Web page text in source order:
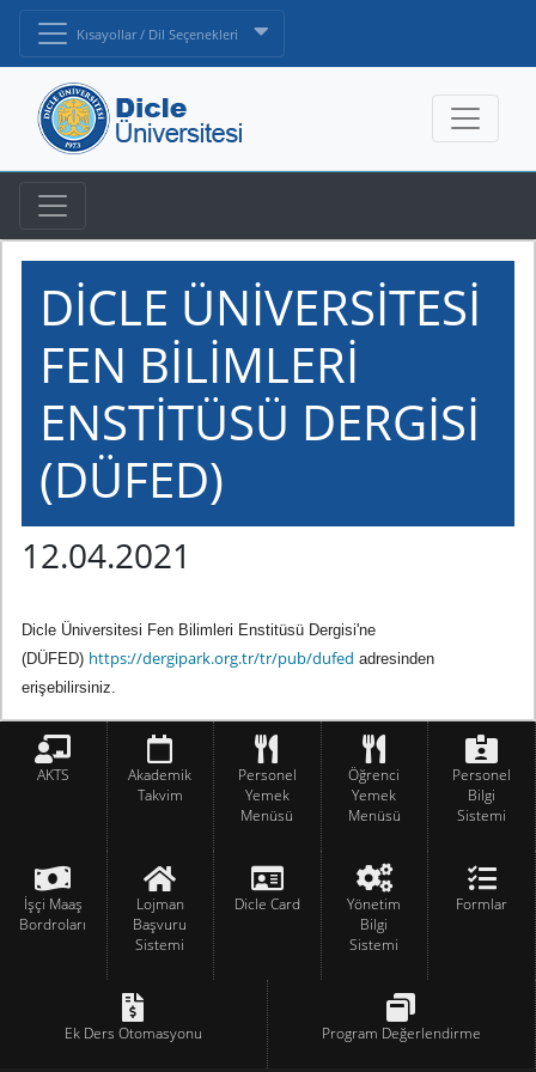
Kısayollar / Dil Seçenekleri
DİCLE ÜNİVERSİTESİ
FEN BİLİMLERİ
ENSTİTÜSÜ DERGİSİ
(DÜFED)
12.04.2021
Dicle Üniversitesi Fen Bilimleri Enstitüsü Dergisi'ne
(DÜFED) https://dergipark.org.tr/tr/pub/dufed adresinden
erişebilirsiniz.
AKTS
Akademik
Takvim
Personel
Yemek
Menüsü
Öğrenci
Yemek
Menüsü
Personel
Bilgi
Sistemi
İşçi Maaş
Bordroları
Lojman
Başvuru
Sistemi
Dicle Card
Yönetim
Bilgi
Sistemi
Formlar
Ek Ders Otomasyonu Program Değerlendirme